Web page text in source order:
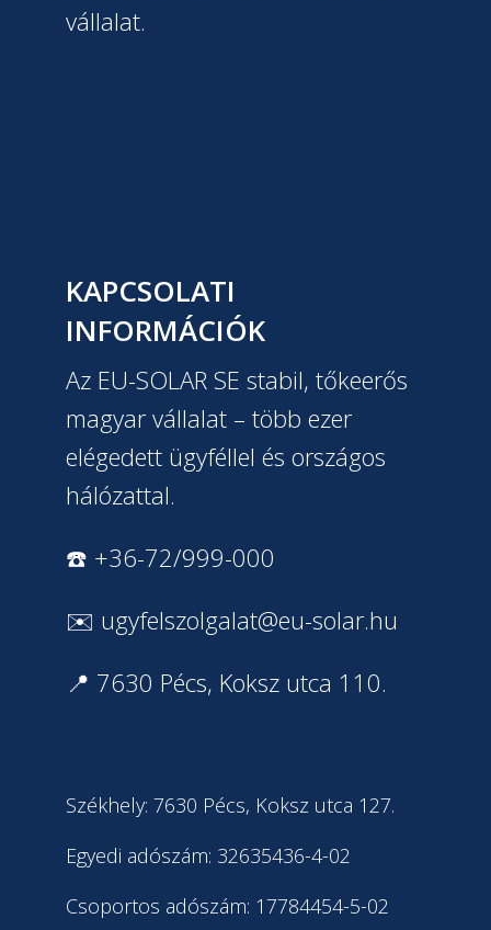
vállalat.
KAPCSOLATI
INFORMÁCIÓK
Az EU-SOLAR SE stabil, tőkeerős
magyar vállalat – több ezer
elégedett ügyféllel és országos
hálózattal.
☎️ +36-72/999-000
✉️ ugyfelszolgalat@eu-solar.hu
📍 7630 Pécs, Koksz utca 110.
Székhely: 7630 Pécs, Koksz utca 127.
Egyedi adószám: 32635436-4-02
Csoportos adószám: 17784454-5-02